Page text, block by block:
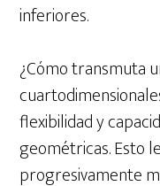
inferiores.
¿Cómo transmuta
flexibilidad y
geométricas. Esto
progresivamente